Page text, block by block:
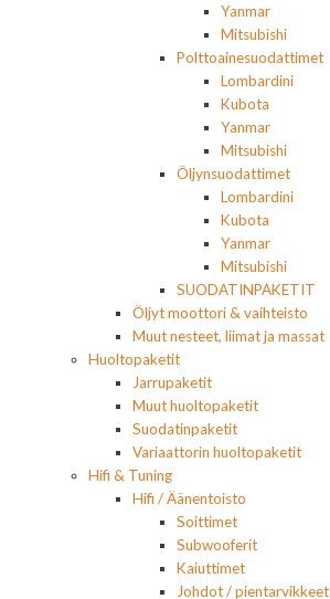
Yanmar
Mitsubishi
Polttoainesuodattimet
Lombardini
Kubota
Yanmar
Mitsubishi
Öljynsuodattimet
Lombardini
Kubota
Yanmar
Mitsubishi
SUODATINPAKETIT
Öljyt moottori & vaihteisto
Muut nesteet, liimat ja massat
Huoltopaketit
Jarrupaketit
Muut huoltopaketit
Suodatinpaketit
Variaattorin huoltopaketit
Hifi & Tuning
Hifi / Äänentoisto
Soittimet
Subwooferit
Kaiuttimet
Johdot / pientarvikkeet